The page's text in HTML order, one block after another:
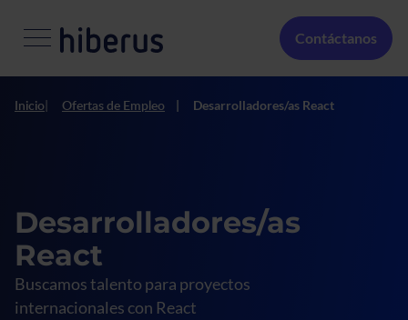
Menú Secundario
Contáctanos
Inicio Ofertas de Empleo Desarrolladores/as React
Desarrolladores/as
React
Buscamos talento para proyectos
internacionales con React